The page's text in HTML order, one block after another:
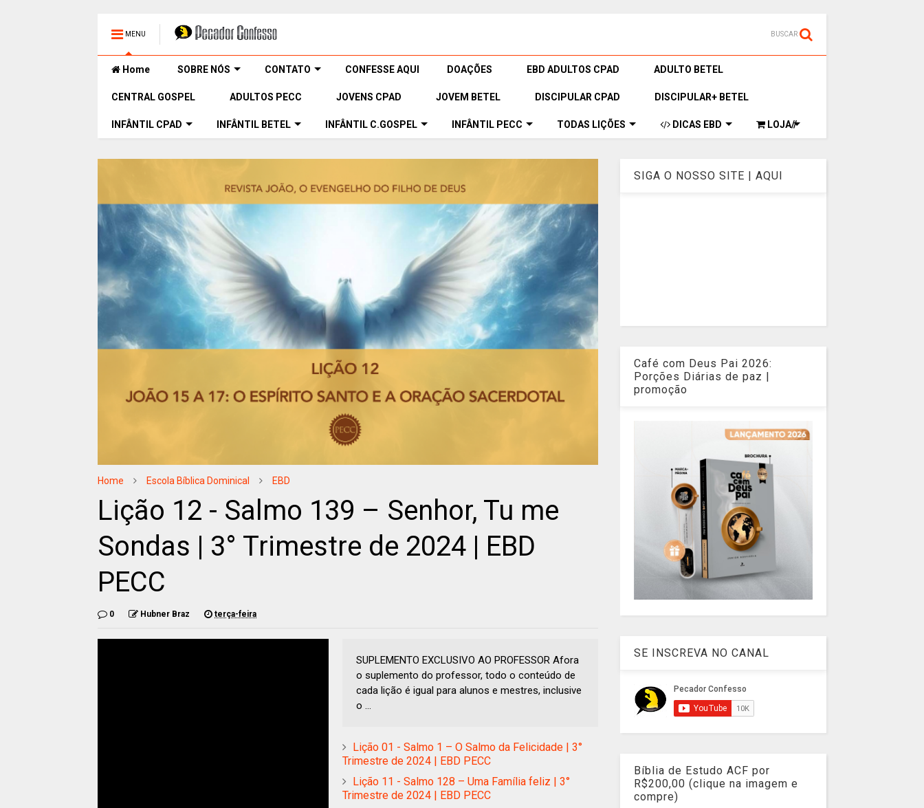
MENU BUSCAR
Home SOBRE NÓS CONTATO CONFESSE AQUI DOAÇÕES EBD ADULTOS CPAD ADULTO BETEL
CENTRAL GOSPEL ADULTOS PECC JOVENS CPAD JOVEM BETEL DISCIPULAR CPAD DISCIPULAR+ BETEL
INFÂNTIL CPAD INFÂNTIL BETEL INFÂNTIL C.GOSPEL INFÂNTIL PECC TODAS LIÇÕES DICAS EBD LOJA//
Home Escola Bíblica Dominical EBD
Lição 12 - Salmo 139 – Senhor, Tu me
Sondas | 3° Trimestre de 2024 | EBD
PECC
0 Hubner Braz terça-feira
SUPLEMENTO EXCLUSIVO AO PROFESSOR Afora
o suplemento do professor, todo o conteúdo de
cada lição é igual para alunos e mestres, inclusive
o ...
Lição 01 - Salmo 1 – O Salmo da Felicidade | 3°
Trimestre de 2024 | EBD PECC
Lição 11 - Salmo 128 – Uma Família feliz | 3°
Trimestre de 2024 | EBD PECC
SIGA O NOSSO SITE | AQUI
Café com Deus Pai 2026:
Porções Diárias de paz |
promoção
SE INSCREVA NO CANAL
Bíblia de Estudo ACF por
R$200,00 (clique na imagem e
compre)